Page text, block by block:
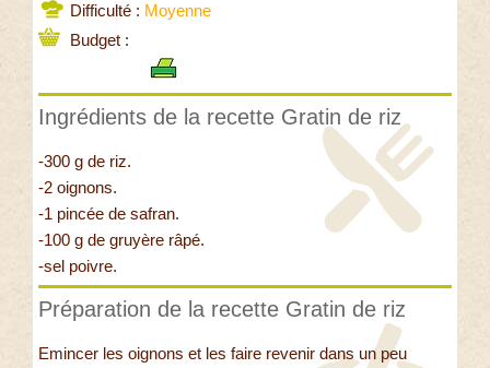
Difficulté : Moyenne
Budget :
Ingrédients de la recette Gratin de riz
-300 g de riz.
-2 oignons.
-1 pincée de safran.
-100 g de gruyère râpé.
-sel poivre.
Préparation de la recette Gratin de riz
Emincer les oignons et les faire revenir dans un peu